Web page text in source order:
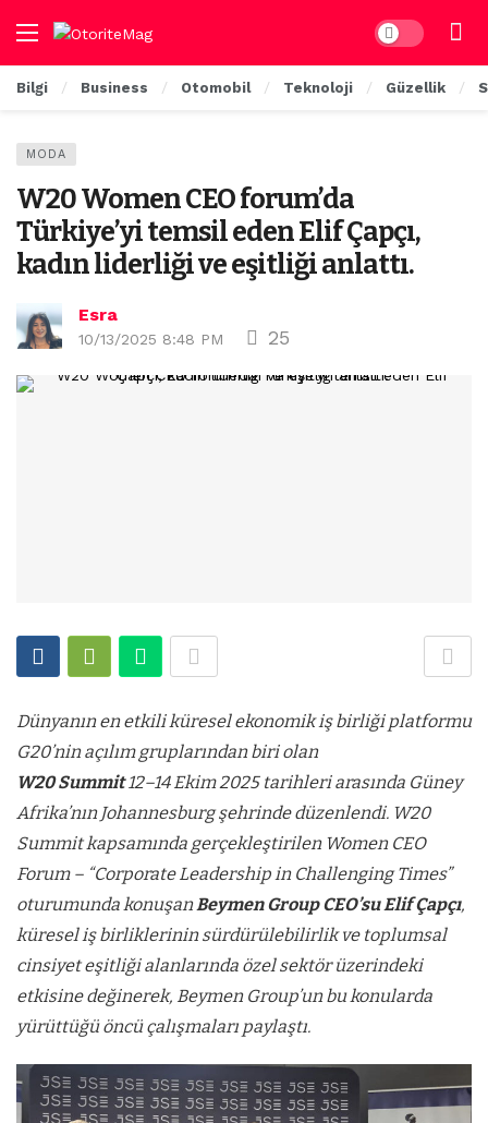
Dark mode
Bilgi Business Otomobil Teknoloji Güzellik
MODA
W20 Women CEO forum’da
Türkiye’yi temsil eden Elif Çapçı,
kadın liderliği ve eşitliği anlattı.
Esra
10/13/2025 8:48 PM 25
Dünyanın en etkili küresel ekonomik iş birliği platformu
G20’nin açılım gruplarından biri olan
W20 Summit12–14 Ekim 2025 tarihleri arasında Güney
Afrika’nın Johannesburg şehrinde düzenlendi. W20
Summit kapsamında gerçekleştirilen Women CEO
Forum – “Corporate Leadership in Challenging Times”
oturumunda konuşanBeymen Group CEO’su Elif Çapçı,
küresel iş birliklerinin sürdürülebilirlik ve toplumsal
cinsiyet eşitliği alanlarında özel sektör üzerindeki
etkisine değinerek, Beymen Group’un bu konularda
yürüttüğü öncü çalışmaları paylaştı.